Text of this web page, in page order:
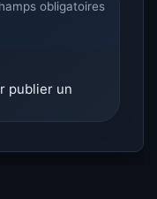
obligatoires
publier un